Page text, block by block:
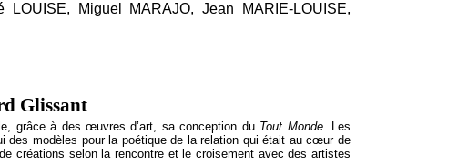
grâce à des œuvres d’art, sa conception du Tout Monde. Les
modèles pour la poétique de la relation qui était au cœur de
créations selon la rencontre et le croisement avec des artistes
Glissant
Miguel MARAJO, Jean MARIE-LOUISE,